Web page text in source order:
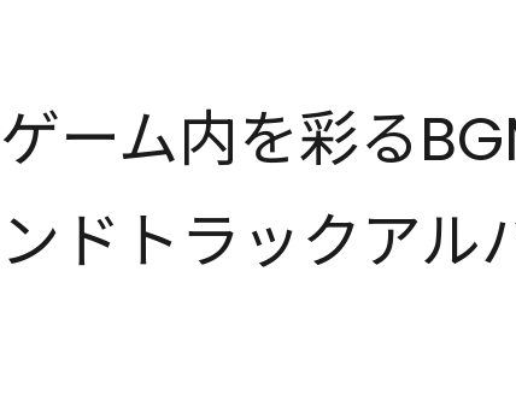
ゲーム内を彩る
ンドトラックアル